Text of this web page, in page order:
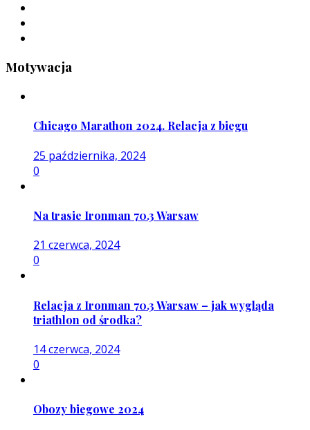
Motywacja
Chicago Marathon 2024. Relacja z biegu
25 października, 2024
0
Na trasie Ironman 70.3 Warsaw
21 czerwca, 2024
0
Relacja z Ironman 70.3 Warsaw – jak wygląda
triathlon od środka?
14 czerwca, 2024
0
Obozy biegowe 2024